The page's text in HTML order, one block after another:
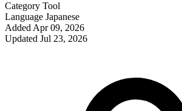
Category Tool
Language Japanese
Added Apr 09, 2026
Updated Jul 23, 2026